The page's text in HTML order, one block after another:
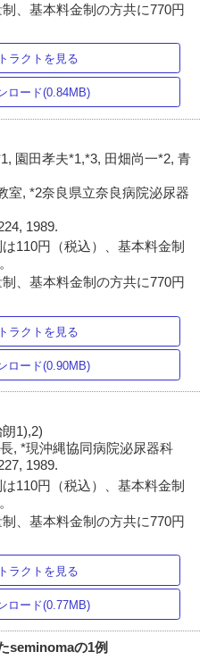
、基本料金制の方共に770円
ラクトを見る
ロード(0.84MB)
園田孝夫*1,*3, 田畑尚一*2, 青
室, *2奈良県立奈良病院泌尿器
1989.
110円（税込）、基本料金制
、基本料金制の方共に770円
ラクトを見る
ロード(0.90MB)
1),2)
, *現沖縄協同病院泌尿器科
1989.
110円（税込）、基本料金制
、基本料金制の方共に770円
ラクトを見る
ロード(0.77MB)
seminomaの1例